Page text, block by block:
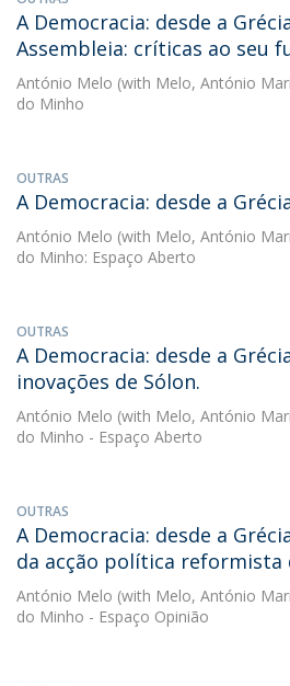
A Democracia: desde a
Assembleia: críticas ao seu
António Melo (with Melo, António
do Minho
OUTRAS
A Democracia: desde a
António Melo (with Melo, António
do Minho: Espaço Aberto
OUTRAS
A Democracia: desde a
inovações de Sólon.
António Melo (with Melo, António
do Minho - Espaço Aberto
OUTRAS
A Democracia: desde a
da acção política reformista
António Melo (with Melo, António
do Minho - Espaço Opinião